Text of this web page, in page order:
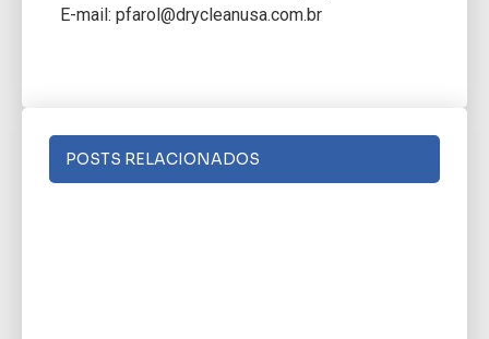
E-mail: pfarol@drycleanusa.com.br
POSTS RELACIONADOS